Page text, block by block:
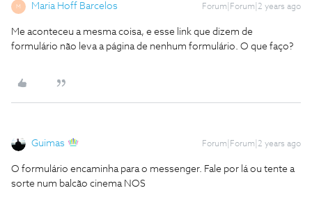
M Maria Hoff Barcelos Forum|Forum|2 years ago
Me aconteceu a mesma coisa, e esse link que dizem de
formulário não leva a página de nenhum formulário. O que faço?
Guimas Forum|Forum|2 years ago
O formulário encaminha para o messenger. Fale por lá ou tente a
sorte num balcão cinema NOS